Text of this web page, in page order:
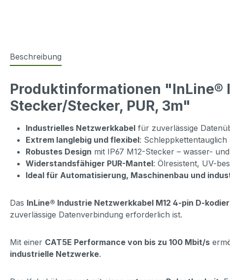
Beschreibung
Produktinformationen
Stecker/Stecker, PUR, 3m"
Industrielles Netzwerkkabel für zuverlässige
Extrem langlebig und flexibel: Schleppkettentauglich
Robustes Design mit IP67 M12-Stecker – wasser-
Widerstandsfähiger PUR-Mantel: Ölresistent, UV-
Ideal für Automatisierung, Maschinenbau und
Das InLine® Industrie Netzwerkkabel M12 4-pin D-
zuverlässige Datenverbindung erforderlich ist.
Mit einer CAT5E Performance von bis zu 100 Mbit/s
industrielle Netzwerke.